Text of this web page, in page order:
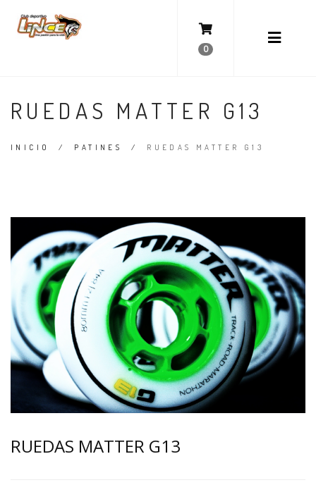
0
RUEDAS MATTER G13
INICIO / PATINES / RUEDAS MATTER G13
RUEDAS MATTER G13